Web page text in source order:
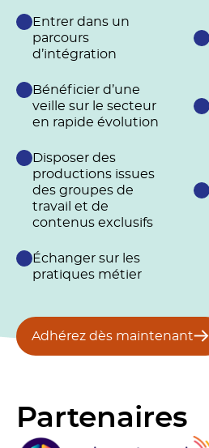
Entrer dans un
parcours
d’intégration
Bénéficier d’une
veille sur le secteur
en rapide évolution
Disposer des
productions issues
des groupes de
travail et de
contenus exclusifs
Échanger sur les
pratiques métier
Adhérez dès maintenant
Partenaires